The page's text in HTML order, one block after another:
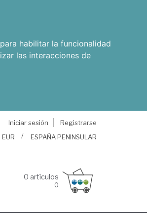
para habilitar la funcionalidad
las interacciones de
Iniciar sesión
Registrarse
EUR ESPAÑA PENINSULAR
0 artículos
0